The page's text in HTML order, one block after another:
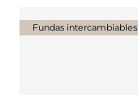
Fundas intercambiables